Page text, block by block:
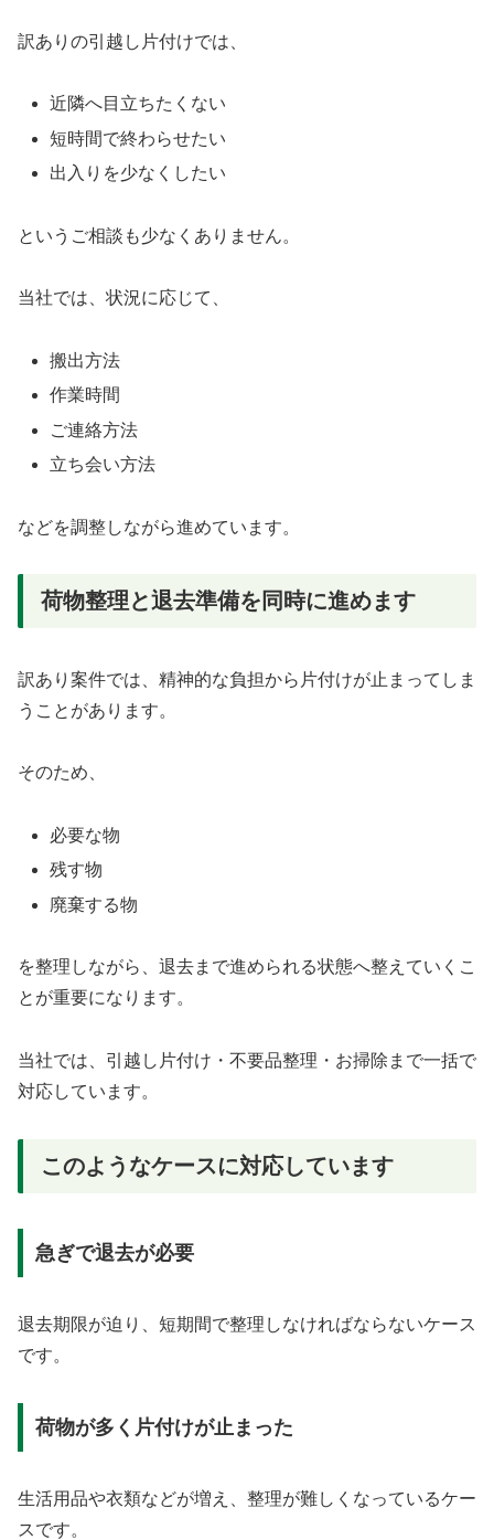
訳ありの引越し片付けでは、
近隣へ目立ちたくない
短時間で終わらせたい
出入りを少なくしたい
というご相談も少なくありません。
当社では、状況に応じて、
搬出方法
作業時間
ご連絡方法
立ち会い方法
などを調整しながら進めています。
荷物整理と退去準備を同時に進めます
訳あり案件では、精神的な負担から片付けが止まってしま
うことがあります。
そのため、
必要な物
残す物
廃棄する物
を整理しながら、退去まで進められる状態へ整えていくこ
とが重要になります。
当社では、引越し片付け・不要品整理・お掃除まで一括で
対応しています。
このようなケースに対応しています
急ぎで退去が必要
退去期限が迫り、短期間で整理しなければならないケース
です。
荷物が多く片付けが止まった
生活用品や衣類などが増え、整理が難しくなっているケー
スです。